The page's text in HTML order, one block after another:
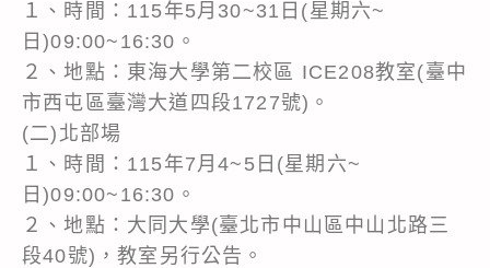
１、時間：115年5月30~31日(星期六~
日)09:00~16:30。
２、地點：東海大學第二校區 ICE208教室(臺中
市西屯區臺灣大道四段1727號)。
(二)北部場
１、時間：115年7月4~5日(星期六~
日)09:00~16:30。
２、地點：大同大學(臺北市中山區中山北路三
段40號)，教室另行公告。